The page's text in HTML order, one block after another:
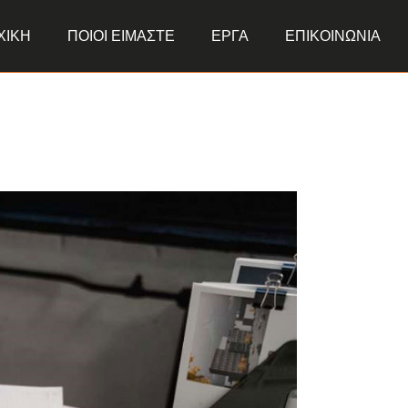
ΠΟΙΟΙ ΕΙΜΑΣΤΕ ΕΡΓΑ ΕΠΙΚΟΙΝΩΝΙΑ